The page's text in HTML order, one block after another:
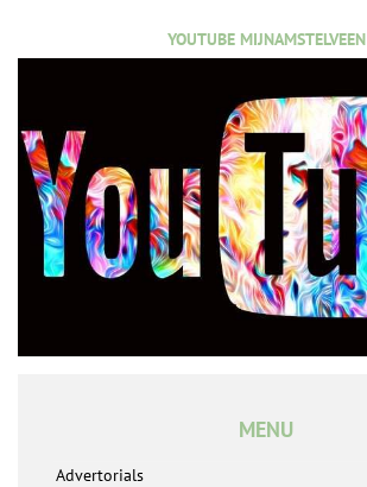
YOUTUBE MIJNAMSTELVEEN
MENU
Advertorials